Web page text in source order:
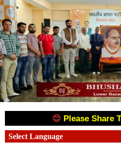
😊 Please Share